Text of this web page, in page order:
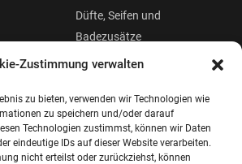
Zustimmung verwalten
zu bieten, verwenden wir Technologien wie
zu speichern und/oder darauf
Technologien zustimmst, können wir Daten
eindeutige IDs auf dieser Website verarbeiten.
nicht erteilst oder zurückziehst, können
Düfte, Seifen und
Badezusätze
Beauty